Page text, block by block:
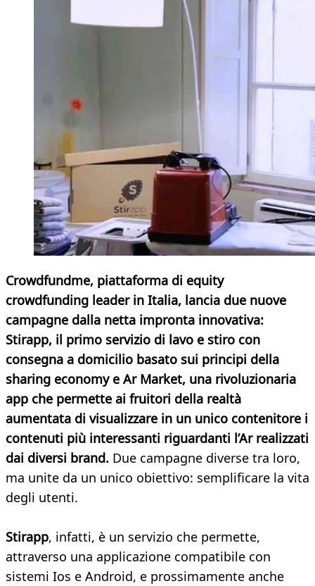
Crowdfundme, piattaforma di equity
crowdfunding leader in Italia, lancia due nuove
campagne dalla netta impronta innovativa:
Stirapp, il primo servizio di lavo e stiro con
consegna a domicilio basato sui principi della
sharing economy e Ar Market, una rivoluzionaria
app che permette ai fruitori della realtà
aumentata di visualizzare in un unico contenitore i
contenuti più interessanti riguardanti l’Ar realizzati
dai diversi brand. Due campagne diverse tra loro,
ma unite da un unico obiettivo: semplificare la vita
degli utenti.
Stirapp, infatti, è un servizio che permette,
attraverso una applicazione compatibile con
sistemi Ios e Android, e prossimamente anche